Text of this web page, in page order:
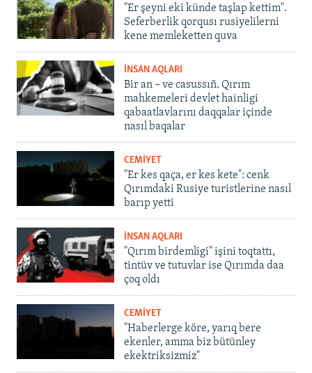
"Er şeyni eki künde taşlap kettim".
Seferberlik qorqusı rusiyelilerni
kene memleketten quva
İNSAN AQLARI
Bir an – ve casussıñ. Qırım
mahkemeleri devlet hainligi
qabaatlavlarını daqqalar içinde
nasıl baqalar
CEMİYET
"Er kes qaça, er kes kete": cenk
Qırımdaki Rusiye turistlerine nasıl
barıp yetti
İNSAN AQLARI
"Qırım birdemligi" işini toqtattı,
tintüv ve tutuvlar ise Qırımda daa
çoq oldı
CEMİYET
"Haberlerge köre, yarıq bere
ekenler, amma biz bütünley
ekektriksizmiz"